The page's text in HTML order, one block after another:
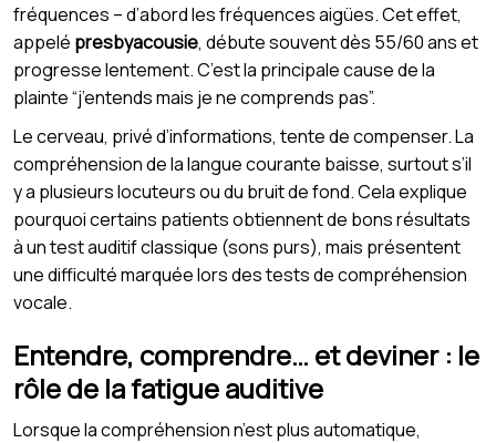
fréquences – d’abord les fréquences aigües. Cet effet,
appelé presbyacousie, débute souvent dès 55/60 ans et
progresse lentement. C’est la principale cause de la
plainte “j’entends mais je ne comprends pas”.
Le cerveau, privé d’informations, tente de compenser. La
compréhension de la langue courante baisse, surtout s’il
y a plusieurs locuteurs ou du bruit de fond. Cela explique
pourquoi certains patients obtiennent de bons résultats
à un test auditif classique (sons purs), mais présentent
une difficulté marquée lors des tests de compréhension
vocale.
Entendre, comprendre… et deviner : le
rôle de la fatigue auditive
Lorsque la compréhension n’est plus automatique,